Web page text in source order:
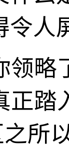
令人
领
正
之所